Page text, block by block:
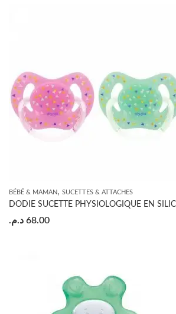
BÉBÉ & MAMAN, SUCETTES & ATTACHES
68.00 د.م.